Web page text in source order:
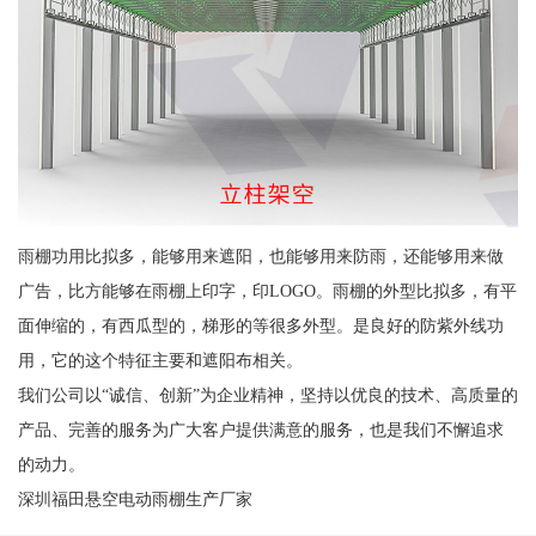
雨棚功用比拟多，能够用来遮阳，也能够用来防雨，还能够用来做
广告，比方能够在雨棚上印字，印LOGO。雨棚的外型比拟多，有平
面伸缩的，有西瓜型的，梯形的等很多外型。是良好的防紫外线功
用，它的这个特征主要和遮阳布相关。
我们公司以“诚信、创新”为企业精神，坚持以优良的技术、高质量的
产品、完善的服务为广大客户提供满意的服务，也是我们不懈追求
的动力。
深圳福田悬空电动雨棚生产厂家